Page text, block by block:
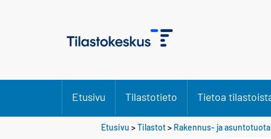
Etusivu Tilastotieto Tietoa
Etusivu >Tilastot> Rakennus- ja